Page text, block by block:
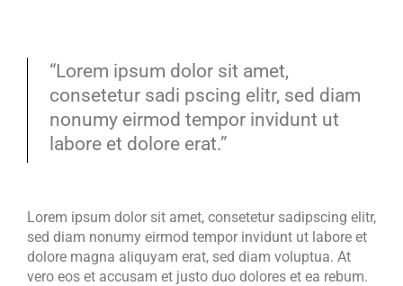
“Lorem ipsum dolor sit amet,
consetetur sadi pscing elitr, sed diam
nonumy eirmod tempor invidunt ut
labore et dolore erat.”
Lorem ipsum dolor sit amet, consetetur sadipscing elitr,
sed diam nonumy eirmod tempor invidunt ut labore et
dolore magna aliquyam erat, sed diam voluptua. At
vero eos et accusam et justo duo dolores et ea rebum.